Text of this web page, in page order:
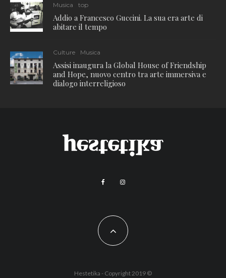
Musica top
Addio a Francesco Guccini. La sua era arte di
abitare il tempo
Culture Musica
Assisi inaugura la Global House of Friendship
and Hope, nuovo centro tra arte immersiva e
dialogo interreligioso
Hestetika - Copyright 2019 ©